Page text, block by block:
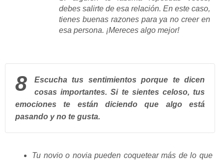
debes salirte de esa relación. En este caso,
tienes buenas razones para ya no creer en
esa persona. ¡Mereces algo mejor!
8
Escucha tus sentimientos porque te dicen
cosas importantes. Si te sientes celoso, tus
emociones te están diciendo que algo está
pasando y no te gusta.
Tu novio o novia pueden coquetear más de lo que